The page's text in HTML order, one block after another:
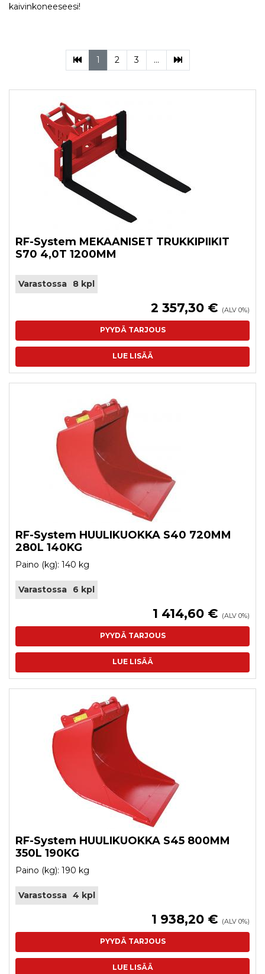
kaivinkoneeseesi!
1 (current)
2 3 ...
RF-System MEKAANISET TRUKKIPIIKIT
S70 4,0T 1200MM
Varastossa 8 kpl
2 357,30 € (ALV 0%)
PYYDÄ TARJOUS
LUE LISÄÄ
RF-System HUULIKUOKKA S40 720MM
280L 140KG
Paino (kg): 140 kg
Varastossa 6 kpl
1 414,60 € (ALV 0%)
PYYDÄ TARJOUS
LUE LISÄÄ
RF-System HUULIKUOKKA S45 800MM
350L 190KG
Paino (kg): 190 kg
Varastossa 4 kpl
1 938,20 € (ALV 0%)
PYYDÄ TARJOUS
LUE LISÄÄ